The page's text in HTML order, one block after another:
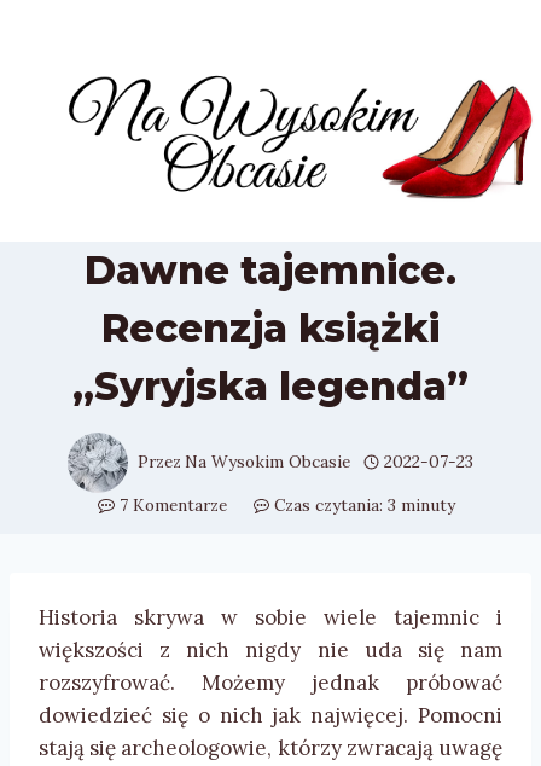
Dawne tajemnice.
Recenzja książki
„Syryjska legenda”
Przez Na Wysokim Obcasie
2022-07-23
7 Komentarze
Czas czytania: 3 minuty
Historia skrywa w sobie wiele tajemnic i
większości z nich nigdy nie uda się nam
rozszyfrować. Możemy jednak próbować
dowiedzieć się o nich jak najwięcej. Pomocni
stają się archeologowie, którzy zwracają uwagę